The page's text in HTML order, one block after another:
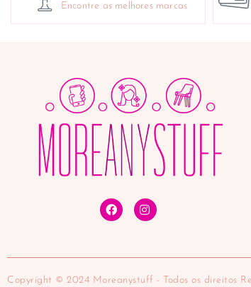
Encontre as melhores marcas
Copyright © 2024 Moreanystuff - Todos os direitos